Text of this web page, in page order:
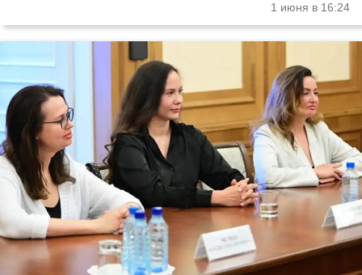
1 июня в 16:24